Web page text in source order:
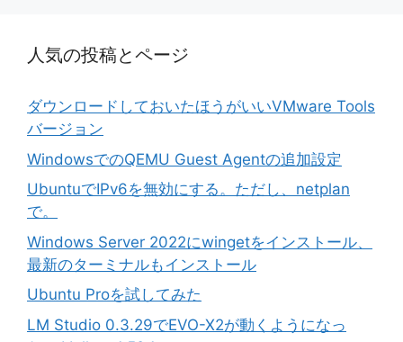
人気の投稿とページ
ダウンロードしておいたほうがいいVMware Tools
バージョン
WindowsでのQEMU Guest Agentの追加設定
UbuntuでIPv6を無効にする。ただし、netplan
で。
Windows Server 2022にwingetをインストール、
最新のターミナルもインストール
Ubuntu Proを試してみた
LM Studio 0.3.29でEVO-X2が動くようになっ